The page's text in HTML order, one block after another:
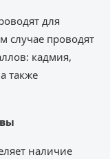
для
случае проводят
кадмия,
также
наличие